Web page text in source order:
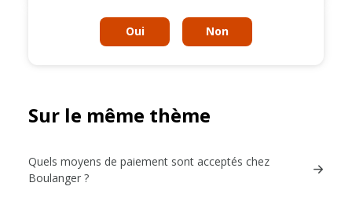
Oui Non
Sur le même thème
Quels moyens de paiement sont acceptés chez
Boulanger ?